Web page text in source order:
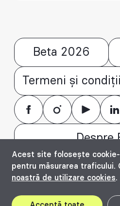
Acest site folosește
pentru măsurarea traficului.
noastră de utilizare cookies.
Beta 2026
Termeni și condiții
Despre
© Bienala timișoreană de
2016 - 2026. All rights